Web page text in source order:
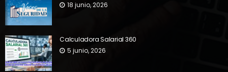
18 junio, 2026
Calculadora Salarial 360
5 junio, 2026